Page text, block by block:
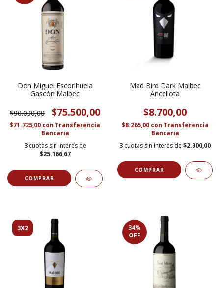
Don Miguel Escorihuela
Gascón Malbec
$90.000,00 $75.500,00
$71.725,00 con Transferencia
Bancaria
3 cuotas sin interés de
$25.166,67
Mad Bird Dark Malbec
Ancellota
$8.700,00
$8.265,00 con Transferencia
Bancaria
3 cuotas sin interés de $2.900,00
3X2 34%
OFF